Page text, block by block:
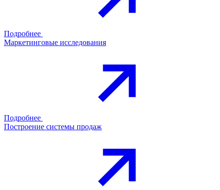
Подробнее
Маркетинговые исследования
Подробнее
Построение системы продаж